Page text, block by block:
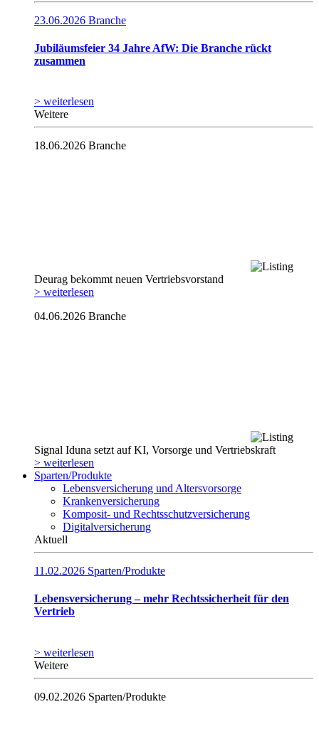
23.06.2026 Branche
Jubiläumsfeier 34 Jahre AfW: Die Branche rückt
zusammen
> weiterlesen
Weitere
18.06.2026 Branche
Deurag bekommt neuen Vertriebsvorstand
> weiterlesen
04.06.2026 Branche
Signal Iduna setzt auf KI, Vorsorge und Vertriebskraft
> weiterlesen
Sparten/Produkte
Lebensversicherung und Altersvorsorge
Krankenversicherung
Komposit- und Rechtsschutzversicherung
Digitalversicherung
Aktuell
11.02.2026 Sparten/Produkte
Lebensversicherung – mehr Rechtssicherheit für den
Vertrieb
> weiterlesen
Weitere
09.02.2026 Sparten/Produkte